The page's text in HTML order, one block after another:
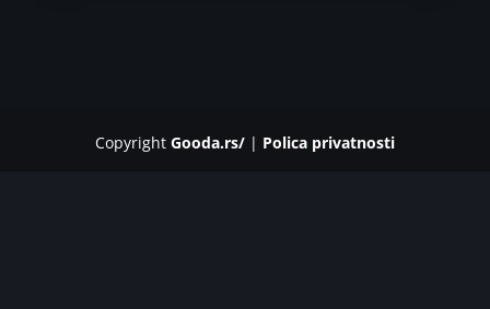
Copyright Gooda.rs/| Polica privatnosti